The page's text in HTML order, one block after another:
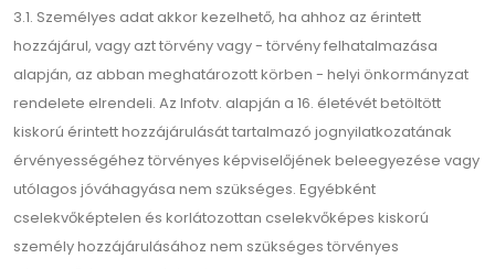
3.1. Személyes adat akkor kezelhető, ha ahhoz az érintett
hozzájárul, vagy azt törvény vagy - törvény felhatalmazása
alapján, az abban meghatározott körben - helyi önkormányzat
rendelete elrendeli. Az Infotv. alapján a 16. életévét betöltött
kiskorú érintett hozzájárulását tartalmazó jognyilatkozatának
érvényességéhez törvényes képviselőjének beleegyezése vagy
utólagos jóváhagyása nem szükséges. Egyébként
cselekvőképtelen és korlátozottan cselekvőképes kiskorú
személy hozzájárulásához nem szükséges törvényes